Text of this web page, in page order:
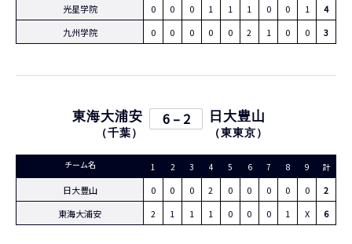
光星学院 0 0 0 1 1 1 0 0 1
4
九州学院
0 0 0 0 0 2 1 0 0 3
東海大浦安
（千葉 ）
6 – 2 日大豊山
（東東京 ）
チーム名 1 2 3 4 5 6 7 8 9 計
日大豊山 0 0 0 2 0 0 0 0 0
2
東海大浦安
2 1 1 1 0 0 0 1 X 6